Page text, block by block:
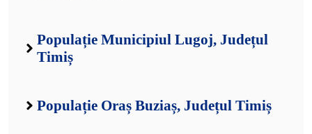
Populație Municipiul Lugoj, Județul
Timiș
Populație Oraș Buziaș, Județul Timiș